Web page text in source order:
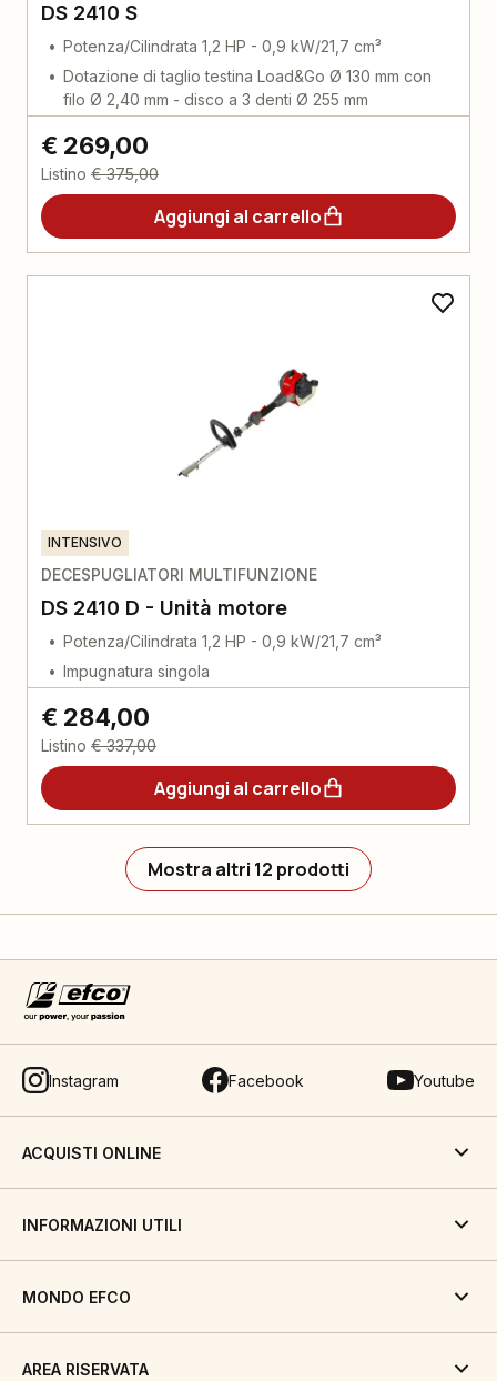
DS 2410 S
Potenza/Cilindrata 1,2 HP - 0,9 kW/21,7 cm³
Dotazione di taglio testina Load&Go Ø 130 mm con
filo Ø 2,40 mm - disco a 3 denti Ø 255 mm
€ 269,00
Listino € 375,00
Aggiungi al carrello
INTENSIVO
DECESPUGLIATORI MULTIFUNZIONE
DS 2410 D - Unità motore
Potenza/Cilindrata 1,2 HP - 0,9 kW/21,7 cm³
Impugnatura singola
€ 284,00
Listino € 337,00
Aggiungi al carrello
Mostra altri 12 prodotti
Instagram Facebook Youtube
ACQUISTI ONLINE
INFORMAZIONI UTILI
MONDO EFCO
AREA RISERVATA